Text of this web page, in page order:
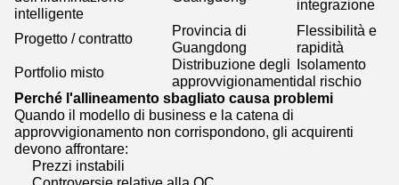
intelligente
integrazione
Progetto / contratto
Provincia di
Guangdong
Flessibilità e
rapidità
Portfolio misto
Distribuzione degli
approvvigionamenti
Isolamento
dal rischio
Perché l'allineamento sbagliato causa problemi
Quando il modello di business e la catena di
approvvigionamento non corrispondono, gli acquirenti
devono affrontare:
Prezzi instabili